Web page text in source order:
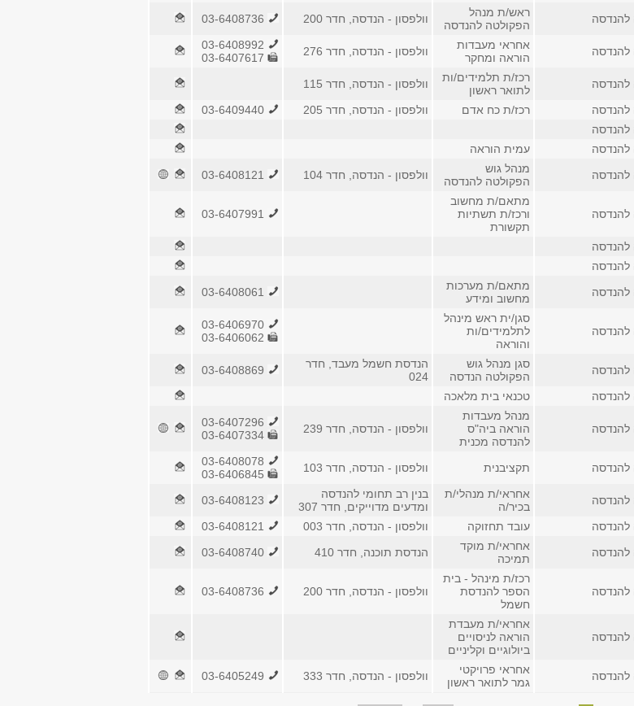
להנדסה
ראש/ת מנהל
הפקולטה להנדסה
וולפסון - הנדסה, חדר 200
להנדסה
אחראי מעבדות
הוראה ומחקר
וולפסון - הנדסה, חדר 276
להנדסה
רכז/ת תלמידים/ות
לתואר ראשון
וולפסון - הנדסה, חדר 115
להנדסה רכז/ת כח אדם וולפסון - הנדסה, חדר 205
להנדסה
להנדסה
עמית הוראה
להנדסה
מנהל גוש
הפקולטה להנדסה
וולפסון - הנדסה, חדר 104
להנדסה
מתאם/ת מחשוב
ורכז/ת תשתיות
תקשורת
להנדסה
להנדסה
להנדסה
מתאם/ת מערכות
מחשוב ומידע
להנדסה
סגן/ית ראש מינהל
לתלמידים/ות
והוראה
להנדסה
סגן מנהל גוש
הפקולטה הנדסה
הנדסת חשמל מעבד, חדר
024
להנדסה טכנאי בית מלאכה
להנדסה
מנהל מעבדות
הוראה ביה"ס
להנדסה מכנית
וולפסון - הנדסה, חדר 239
להנדסה תקציבנית וולפסון - הנדסה, חדר 103
להנדסה
אחראי/ת מנהלי/ת
בכיר/ה
בנין רב תחומי להנדסה
ומדעים מדוייקים, חדר 307
להנדסה עובד תחזוקה וולפסון - הנדסה, חדר 003
להנדסה
אחראי/ת מוקד
תמיכה
הנדסת תוכנה, חדר 410
להנדסה
רכז/ת מינהל - בית
הספר להנדסת
חשמל
וולפסון - הנדסה, חדר 200
להנדסה
אחראי/ת מעבדת
הוראה לניסויים
ביולוגיים וקליניים
להנדסה
אחראי פרויקטי
גמר לתואר ראשון
וולפסון - הנדסה, חדר 333